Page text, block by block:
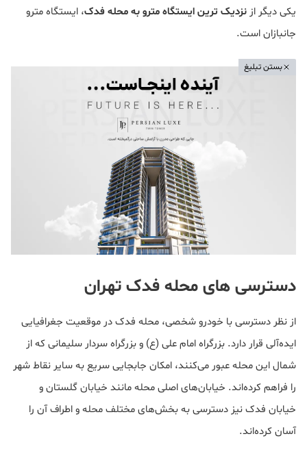
یکی دیگر ازنزدیک ترین ایستگاه مترو به محله فدک، ایستگاه مترو
جانبازان است.
بستن تبلیغ
دسترسی های محله فدک تهران
از نظر دسترسی با خودرو شخصی، محله فدک در موقعیت جغرافیایی
ایده‌آلی قرار دارد. بزرگراه امام علی (ع) و بزرگراه سردار سلیمانی که از
شمال این محله عبور می‌کنند، امکان جابجایی سریع به سایر نقاط شهر
را فراهم کرده‌اند. خیابان‌های اصلی محله مانند خیابان گلستان و
خیابان فدک نیز دسترسی به بخش‌های مختلف محله و اطراف آن را
آسان کرده‌اند.